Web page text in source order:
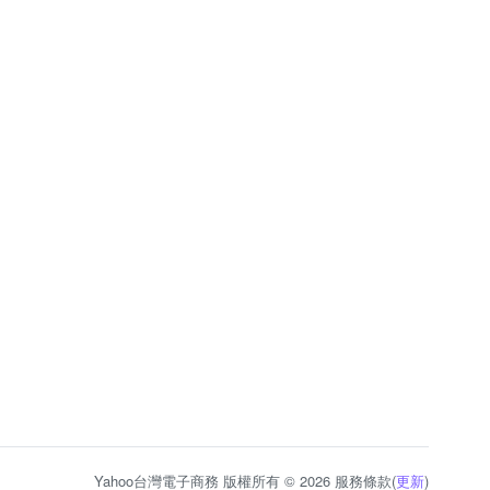
Yahoo台灣電子商務 版權所有 © 2026 服務條款(更新)